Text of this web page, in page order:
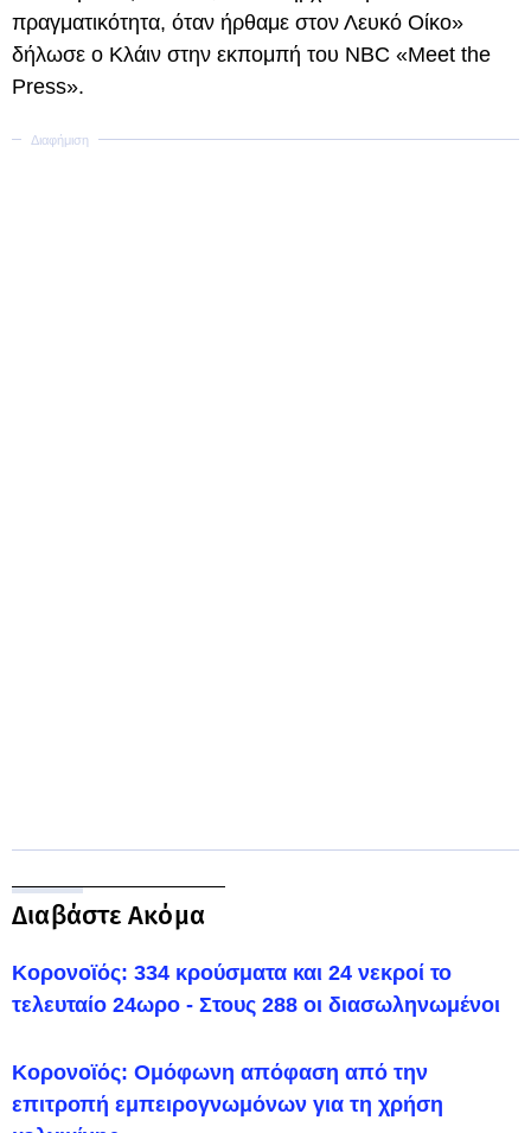
πραγματικότητα, όταν ήρθαμε στον Λευκό Οίκο»
δήλωσε ο Κλάιν στην εκπομπή του NBC «Meet the
Press».
Διαβάστε Ακόμα
Κορονοϊός: 334 κρούσματα και 24 νεκροί το
τελευταίο 24ωρο - Στους 288 οι διασωληνωμένοι
Κορονοϊός: Ομόφωνη απόφαση από την
επιτροπή εμπειρογνωμόνων για τη χρήση